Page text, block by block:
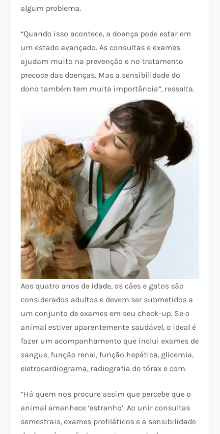
algum problema.
“Quando isso acontece, a doença pode estar em
um estado avançado. As consultas e exames
ajudam muito na prevenção e no tratamento
precoce das doenças. Mas a sensibilidade do
dono também tem muita importância”, ressalta.
Aos quatro anos de idade, os cães e gatos são
considerados adultos e devem ser submetidos a
um conjunto de exames em seu check-up. Se o
animal estiver aparentemente saudável, o ideal é
fazer um acompanhamento que inclui exames de
sangue, função renal, função hepática, glicemia,
eletrocardiograma, radiografia do tórax e com.
“Há quem nos procure assim que percebe que o
animal amanhece ‘estranho’. Ao unir consultas
semestrais, exames profiláticos e a sensibilidade